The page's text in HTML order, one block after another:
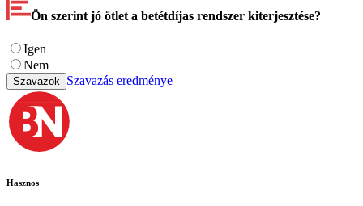
Ön szerint jó ötlet a betétdíjas rendszer kiterjesztése?
Igen
Nem
Szavazok Szavazás eredménye
Hasznos